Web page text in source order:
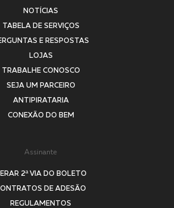
NOTÍCIAS
TABELA DE SERVIÇOS
E RESPOSTAS
LOJAS
TRABALHE CONOSCO
SEJA UM PARCEIRO
ANTIPIRATARIA
CONEXÃO DO BEM
Assinante
2ª VIA DO BOLETO
DE ADESÃO
REGULAMENTOS